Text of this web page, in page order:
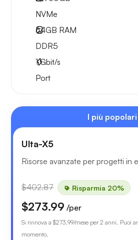
NVMe
64GB RAM
DDR5
1Gbit/s
Port
I più popolari
Ulta-X5
Risorse avanzate per progetti in
$402.87 Risparmia 20%
$273.99 /per
Si rinnova a $273.99/mese per 2 anni. Puoi
momento.